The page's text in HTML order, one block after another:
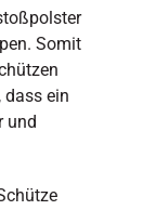
Somit
dass ein
und